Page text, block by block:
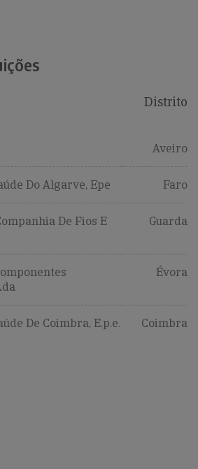
Distrito
Aveiro
Do Algarve, Epe Faro
De Fios E
Guarda
Évora
De Coimbra, E.p.e. Coimbra